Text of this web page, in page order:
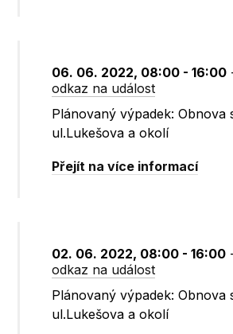
06. 06. 2022, 08:00 - 16:00
odkaz na událost
Plánovaný výpadek: Obnova
ul.Lukešova a okolí
Přejít na více informací
02. 06. 2022, 08:00 - 16:00
odkaz na událost
Plánovaný výpadek: Obnova
ul.Lukešova a okolí